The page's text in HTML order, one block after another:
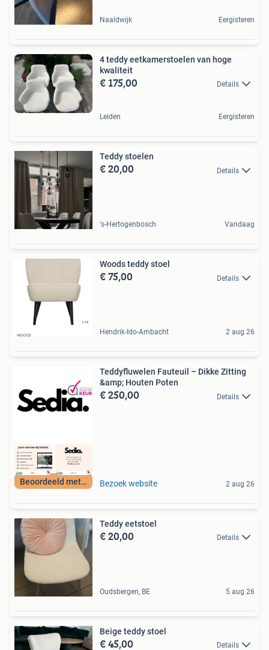
Naaldwijk Eergisteren
4 teddy eetkamerstoelen van hoge
kwaliteit
€ 175,00 Details
Leiden Eergisteren
Teddy stoelen
€ 20,00 Details
's-Hertogenbosch Vandaag
Woods teddy stoel
€ 75,00 Details
Hendrik-Ido-Ambacht 2 aug 26
Beoordeeld met 9+
Teddyfluwelen Fauteuil – Dikke Zitting
&amp; Houten Poten
€ 250,00 Details
Bezoek website 2 aug 26
Teddy eetstoel
€ 20,00 Details
Oudsbergen, BE 5 aug 26
Beige teddy stoel
€ 45,00 Details